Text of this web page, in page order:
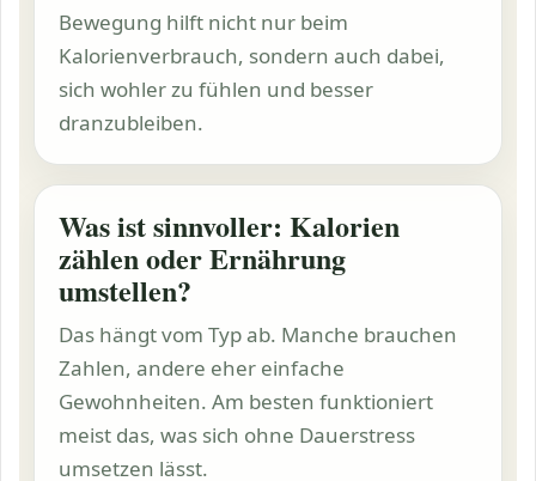
Bewegung hilft nicht nur beim
Kalorienverbrauch, sondern auch dabei,
sich wohler zu fühlen und besser
dranzubleiben.
Was ist sinnvoller: Kalorien
zählen oder Ernährung
umstellen?
Das hängt vom Typ ab. Manche brauchen
Zahlen, andere eher einfache
Gewohnheiten. Am besten funktioniert
meist das, was sich ohne Dauerstress
umsetzen lässt.